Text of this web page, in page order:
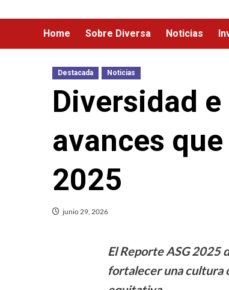
Home Sobre Diversa Noticias
Destacada Noticias
Diversidad
avances
2025
junio 29, 2026
El Reporte ASG 2025
fortalecer una cultura